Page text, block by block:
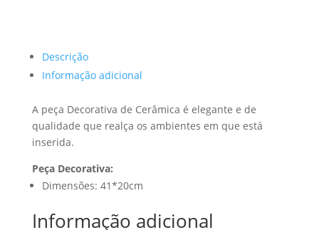
Descrição
Informação adicional
A peça Decorativa de Cerâmica é elegante e de
qualidade que realça os ambientes em que está
inserida.
Peça Decorativa:
Dimensões: 41*20cm
Informação adicional